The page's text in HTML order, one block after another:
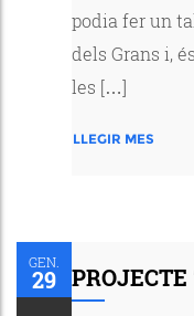
podia fer un
dels Grans i,
les […]
LLEGIR MES
GEN.
29 PROJECTE